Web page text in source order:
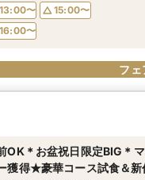
13:00〜
15:00〜
16:00〜
フェ
OK＊お盆祝日限定BIG＊
獲得★豪華コース試食＆新